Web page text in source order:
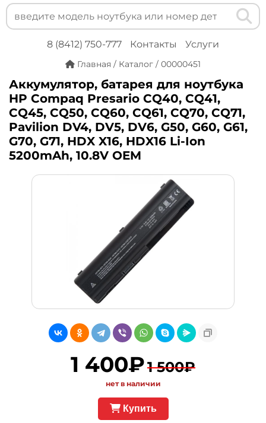
8 (8412) 750-777 Контакты Услуги
Главная / Каталог / 00000451
Аккумулятор, батарея для ноутбука
HP Compaq Presario CQ40, CQ41,
CQ45, CQ50, CQ60, CQ61, CQ70, CQ71,
Pavilion DV4, DV5, DV6, G50, G60, G61,
G70, G71, HDX X16, HDX16 Li-Ion
5200mAh, 10.8V OEM
1 400₽1 500₽
нет в наличии
Купить